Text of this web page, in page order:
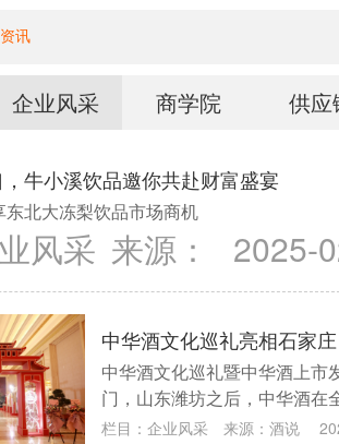
资讯
企业风采 商学院 供应
牛小溪饮品邀你共赴财富盛宴
北大冻梨饮品市场商机
风采 来源： 2025-
中华酒文化巡礼亮相石家
中华酒文化巡礼暨中华酒上市
门，山东潍坊之后，中华酒在
酒”为宣言，持续奏响走向全
栏目： 企业风采 来源： 酒说